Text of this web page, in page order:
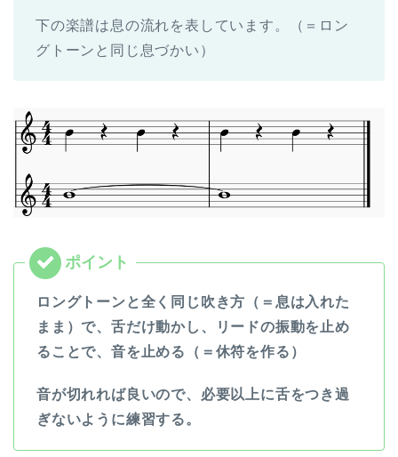
下の楽譜は息の流れを表しています。（＝ロン
グトーンと同じ息づかい）
ロングトーンと全く同じ吹き方（＝息は入れた
まま）で、舌だけ動かし、リードの振動を止め
ることで、音を止める（＝休符を作る）
音が切れれば良いので、必要以上に舌をつき過
ぎないように練習する。